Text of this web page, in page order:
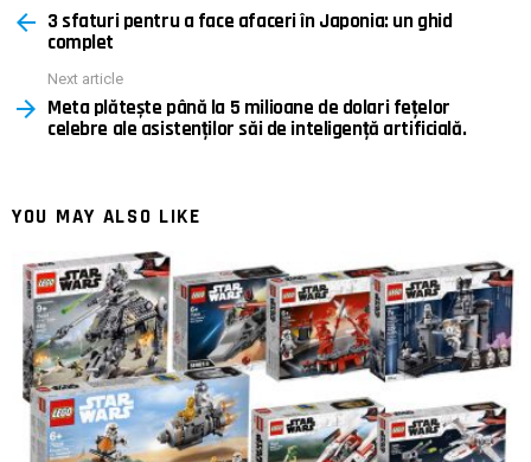
more 3 sfaturi pentru a face afaceri în Japonia: un ghid
complet
Next article
Meta plătește până la 5 milioane de dolari fețelor
celebre ale asistenților săi de inteligență artificială.
YOU MAY ALSO LIKE